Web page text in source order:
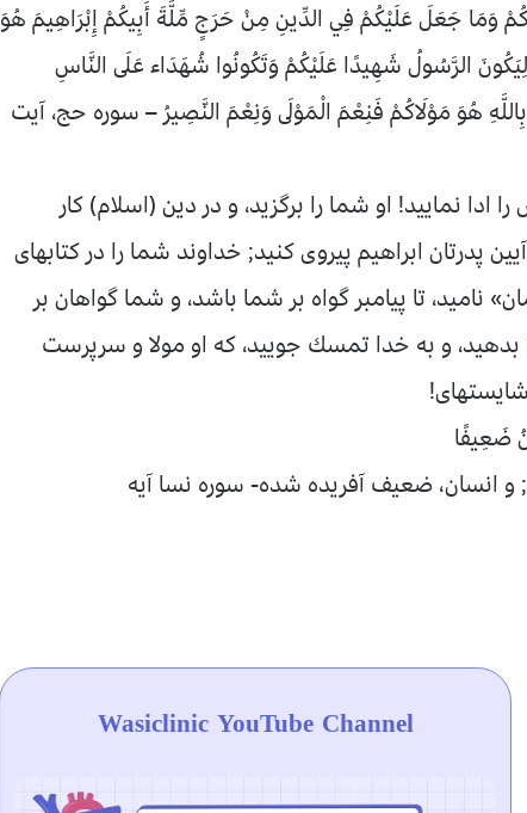
وَمَا جَعَلَ عَلَيْكُمْ فِي الدِّينِ مِنْ حَرَجٍ مِّلَّةَ أَبِيكُمْ إِبْرَاهِيمَ هُوَ
الرَّسُولُ شَهِيدًا عَلَيْكُمْ وَتَكُونُوا شُهَدَاء عَلَى النَّاسِ
بِاللَّهِ هُوَ مَوْلَاكُمْ فَنِعْمَ الْمَوْلَى وَنِعْمَ النَّصِيرُ – سوره حج، آيت
نماييد! او شما را برگزيد، و در دين (اسلام) كار
پدرتان ابراهيم پيروى كنيد; خداوند شما را در كتابهاى
ناميد، تا پيامبر گواه بر شما باشد، و شما گواهان بر
بدهيد، و به خدا تمسك جوييد، كه او مولا و سرپرست
ضَعِيفًا
انسان، ضعيف آفريده شده- سوره نسا آيه
Wasiclinic YouTube Channel